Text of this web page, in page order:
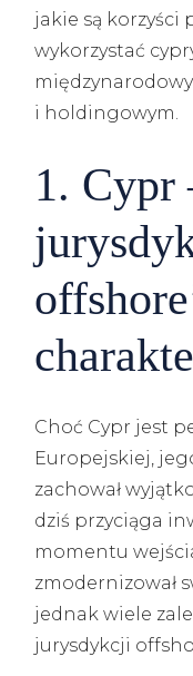
jakie są korzyści
wykorzystać
i holdingowym.
1. Cypr
Choć Cypr jest
Europejskiej,
zachował
dziś przyciąga
momentu
zmodernizował
jednak wiele
jurysdykcji